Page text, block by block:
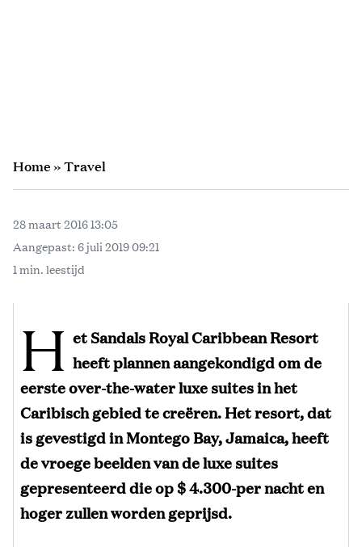
Home»Travel
28 maart 2016 13:05
Aangepast: 6 juli 2019 09:21
1 min. leestijd
H et Sandals Royal Caribbean Resort
heeft plannen aangekondigd om de
eerste over-the-water luxe suites in het
Caribisch gebied te creëren. Het resort, dat
is gevestigd in Montego Bay, Jamaica, heeft
de vroege beelden van de luxe suites
gepresenteerd die op $ 4.300-per nacht en
hoger zullen worden geprijsd.